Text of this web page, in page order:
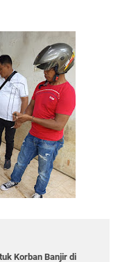
Korban Banjir di